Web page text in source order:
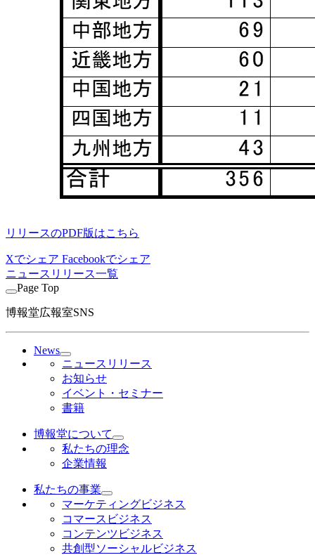
リリースのPDF版はこちら
Xでシェア Facebookでシェア
ニュースリリース一覧
Page Top
博報堂広報室SNS
News
ニュースリリース
お知らせ
イベント・セミナー
書籍
博報堂について
私たちの理念
企業情報
私たちの事業
マーケティングビジネス
コマースビジネス
コンテンツビジネス
共創型ソーシャルビジネス